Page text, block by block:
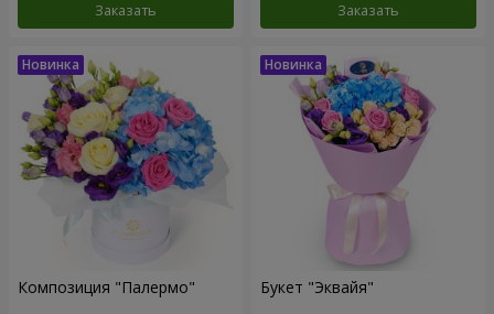
Заказать Заказать
Композиция "Палермо" Букет "Эквайя"